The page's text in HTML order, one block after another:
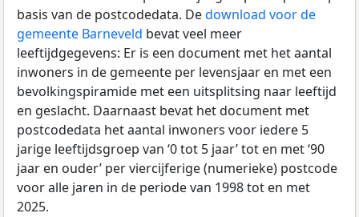
basis van de postcodedata. Dedownload voor de
gemeente Barneveld bevat veel meer
leeftijdgegevens: Er is een document met het aantal
inwoners in de gemeente per levensjaar en met een
bevolkingspiramide met een uitsplitsing naar leeftijd
en geslacht. Daarnaast bevat het document met
postcodedata het aantal inwoners voor iedere 5
jarige leeftijdsgroep van ‘0 tot 5 jaar’ tot en met ‘90
jaar en ouder’ per viercijferige (numerieke) postcode
voor alle jaren in de periode van 1998 tot en met
2025.